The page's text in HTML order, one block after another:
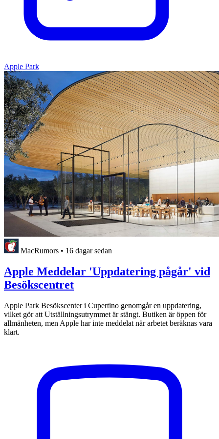
Apple Park
MacRumors • 16 dagar sedan
Apple Meddelar 'Uppdatering pågår' vid
Besökscentret
Apple Park Besökscenter i Cupertino genomgår en uppdatering,
vilket gör att Utställningsutrymmet är stängt. Butiken är öppen för
allmänheten, men Apple har inte meddelat när arbetet beräknas vara
klart.